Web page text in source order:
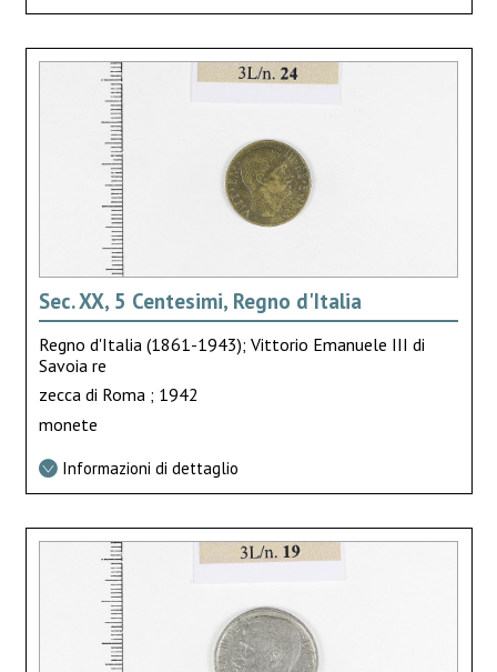
Sec. XX, 5 Centesimi, Regno d'Italia
Regno d'Italia (1861-1943); Vittorio Emanuele III di
Savoia re
zecca di Roma ; 1942
monete
Informazioni di dettaglio